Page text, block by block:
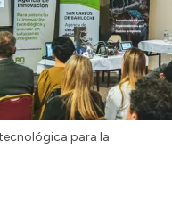
para la